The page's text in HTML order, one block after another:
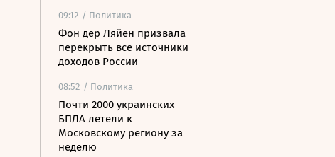
09:12 / Политика
Фон дер Ляйен призвала
перекрыть все источники
доходов России
08:52 / Политика
Почти 2000 украинских
БПЛА летели к
Московскому региону за
неделю